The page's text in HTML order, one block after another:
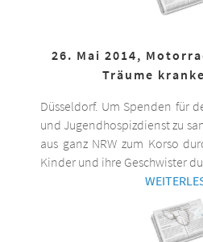
26. Mai 2014,
Träume
Düsseldorf. Um Spenden für
und Jugendhospizdienst zu
aus ganz NRW zum Korso
Kinder und ihre Geschwister